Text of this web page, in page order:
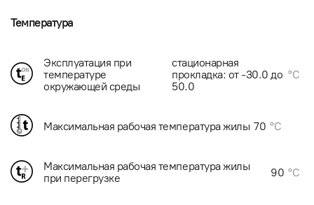
Температура
Эксплуатация при
температуре
окружающей среды
стационарная
прокладка: от -30.0 до
50.0
°C
Максимальная рабочая температура жилы 70 °C
Максимальная рабочая температура жилы
при перегрузке
90 °C